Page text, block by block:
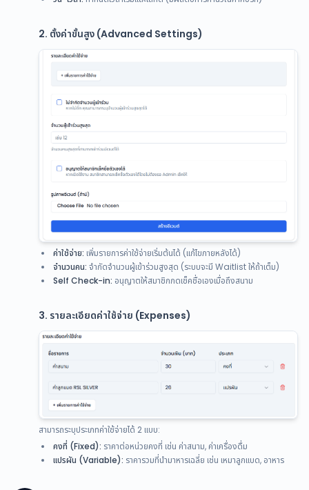
2. ตั้งค่าขั้นสูง (Advanced Settings)
ค่าใช้จ่าย: เพิ่มรายการค่าใช้จ่ายเริ่มต้นได้ (แก้ไขภายหลังได้)
จำนวนคน: จำกัดจำนวนผู้เข้าร่วมสูงสุด (ระบบจะมี Waitlist ให้ถ้าเต็ม)
Self Check-in: อนุญาตให้สมาชิกกดเช็คชื่อเองเมื่อถึงสนาม
3. รายละเอียดค่าใช้จ่าย (Expenses)
สามารถระบุประเภทค่าใช้จ่ายได้ 2 แบบ:
คงที่ (Fixed): ราคาต่อหน่วยคงที่ เช่น ค่าสนาม, ค่าเครื่องดื่ม
แปรผัน (Variable): ราคารวมที่นำมาหารเฉลี่ย เช่น เหมาลูกแบด, อาหาร